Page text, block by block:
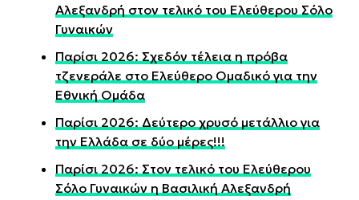
Αλεξανδρή στον τελικό του Ελεύθερου Σόλο
Γυναικών
Παρίσι 2026: Σχεδόν τέλεια η πρόβα
τζενεράλε στο Ελεύθερο Ομαδικό για την
Εθνική Ομάδα
Παρίσι 2026: Δεύτερο χρυσό μετάλλιο για
την Ελλάδα σε δύο μέρες!!!
Παρίσι 2026: Στον τελικό του Ελεύθερου
Σόλο Γυναικών η Βασιλική Αλεξανδρή